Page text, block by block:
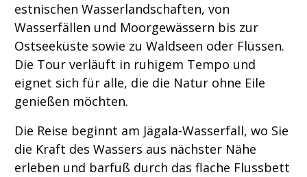
estnischen Wasserlandschaften, von
Wasserfällen und Moorgewässern bis zur
Ostseeküste sowie zu Waldseen oder Flüssen.
Die Tour verläuft in ruhigem Tempo und
eignet sich für alle, die die Natur ohne Eile
genießen möchten.
Die Reise beginnt am Jägala-Wasserfall, wo Sie
die Kraft des Wassers aus nächster Nähe
erleben und barfuß durch das flache Flussbett